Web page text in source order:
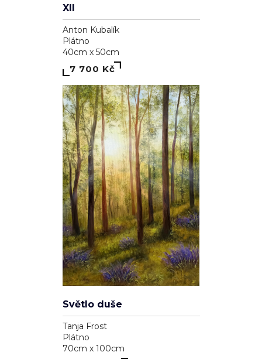
XII
Anton Kubalík
Plátno
40cm x 50cm
7 700 Kč
Světlo duše
Tanja Frost
Plátno
70cm x 100cm